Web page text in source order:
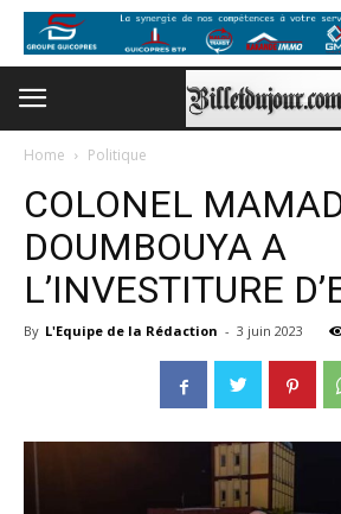
Home Politique
COLONEL
DOUMBOUYA A
L’INVESTITURE
By L'Equipe de la Rédaction - 3 juin 2023